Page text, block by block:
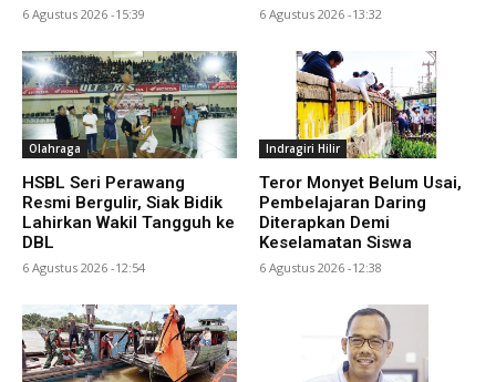
6 Agustus 2026 -15:39 6 Agustus 2026 -13:32
Olahraga
HSBL Seri Perawang
Resmi Bergulir, Siak Bidik
Lahirkan Wakil Tangguh ke
DBL
6 Agustus 2026 -12:54
Indragiri Hilir
Teror Monyet Belum Usai,
Pembelajaran Daring
Diterapkan Demi
Keselamatan Siswa
6 Agustus 2026 -12:38